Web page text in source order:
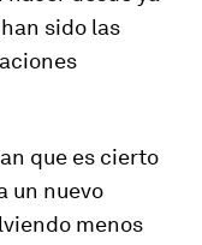
sido las
que es cierto
un nuevo
menos